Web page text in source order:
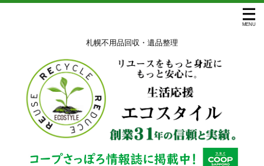
札幌不用品回収・遺品整理